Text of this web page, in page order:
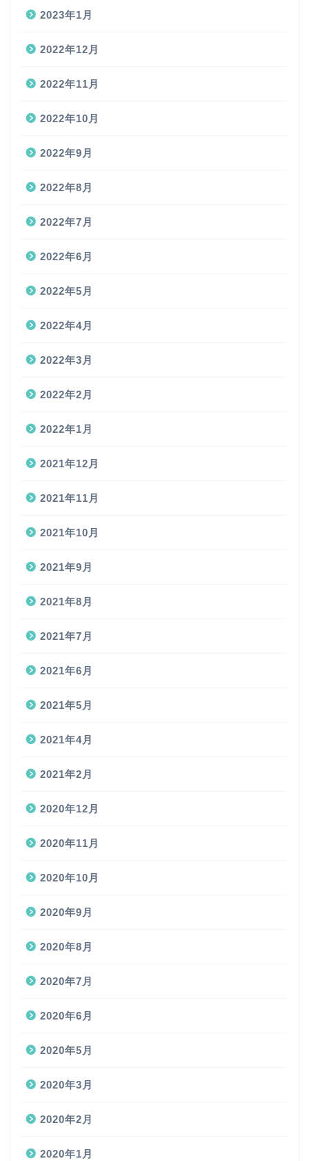
2023年1月
2022年12月
2022年11月
2022年10月
2022年9月
2022年8月
2022年7月
2022年6月
2022年5月
2022年4月
2022年3月
2022年2月
2022年1月
2021年12月
2021年11月
2021年10月
2021年9月
2021年8月
2021年7月
2021年6月
2021年5月
2021年4月
2021年2月
2020年12月
2020年11月
2020年10月
2020年9月
2020年8月
2020年7月
2020年6月
2020年5月
2020年3月
2020年2月
2020年1月